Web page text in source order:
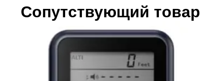
Сопутствующий товар